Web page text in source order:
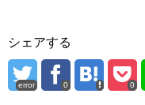
シェアする
error 0 0